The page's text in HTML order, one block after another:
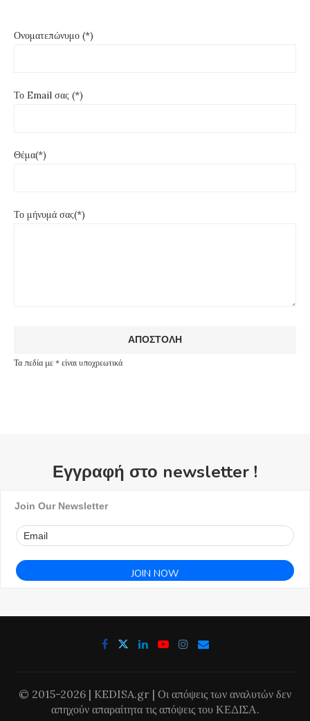
Ονοματεπώνυμο (*)
Το Email σας (*)
Θέμα(*)
Το μήνυμά σας(*)
Τα πεδία με * είναι υποχρεωτικά
Εγγραφή στο newsletter !
Join Our Newsletter
© 2015-2026 | KEDISA.gr | Οι απόψεις των αναλυτών δεν
απηχούν απαραίτητα τις απόψεις του ΚΕΔΙΣΑ.